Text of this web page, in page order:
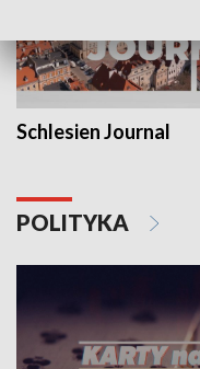
Schlesien Journal
POLITYKA